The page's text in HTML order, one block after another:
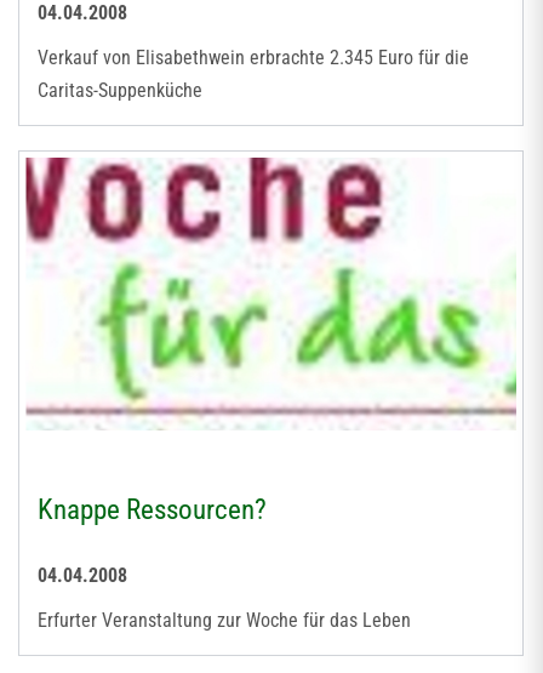
04.04.2008
Verkauf von Elisabethwein erbrachte 2.345 Euro für die
Caritas-Suppenküche
Knappe Ressourcen?
04.04.2008
Erfurter Veranstaltung zur Woche für das Leben